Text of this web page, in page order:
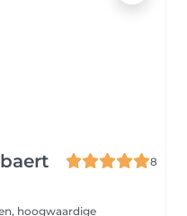
8
hoogwaardige